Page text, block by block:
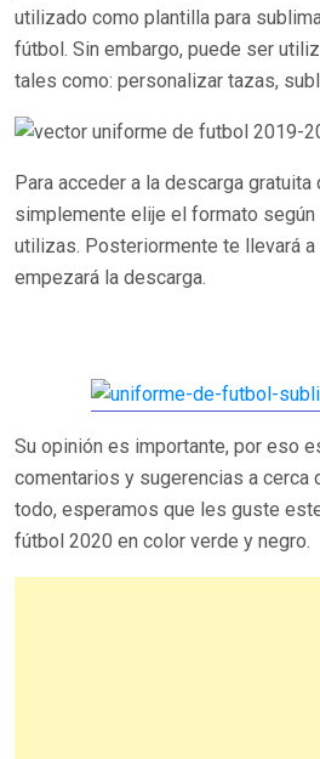
utilizado como plantilla para
fútbol. Sin embargo, puede ser
tales como: personalizar tazas,
Para acceder a la descarga
simplemente elije el formato según
utilizas. Posteriormente te llevará a
empezará la descarga.
Su opinión es importante, por eso
comentarios y sugerencias a cerca
todo, esperamos que les guste
fútbol 2020 en color verde y negro.